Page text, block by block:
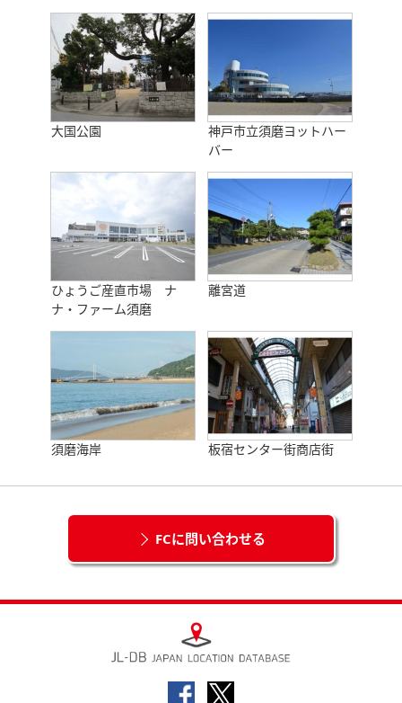
大国公園
神戸市立須磨ヨットハー
バー
ひょうご産直市場 ナ
ナ・ファーム須磨
離宮道
須磨海岸 板宿センター街商店街
FCに問い合わせる